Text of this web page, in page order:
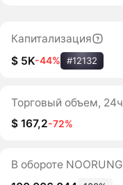
Капитализация
$ 5K-44% #12132
Торговый объем, 24ч
$ 167,2-72%
В обороте NOORUNG